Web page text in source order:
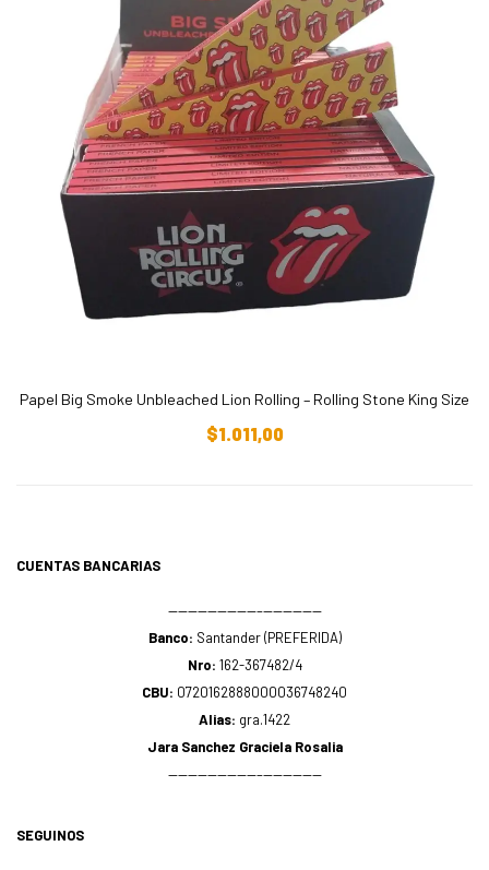
Papel Big Smoke Unbleached Lion Rolling – Rolling Stone King Size
$1.011,00
CUENTAS BANCARIAS
—————————–——————
Banco: Santander (PREFERIDA)
Nro: 162-367482/4
CBU: 0720162888000036748240
Alias: gra.1422
Jara Sanchez Graciela Rosalia
—————————–——————
SEGUINOS